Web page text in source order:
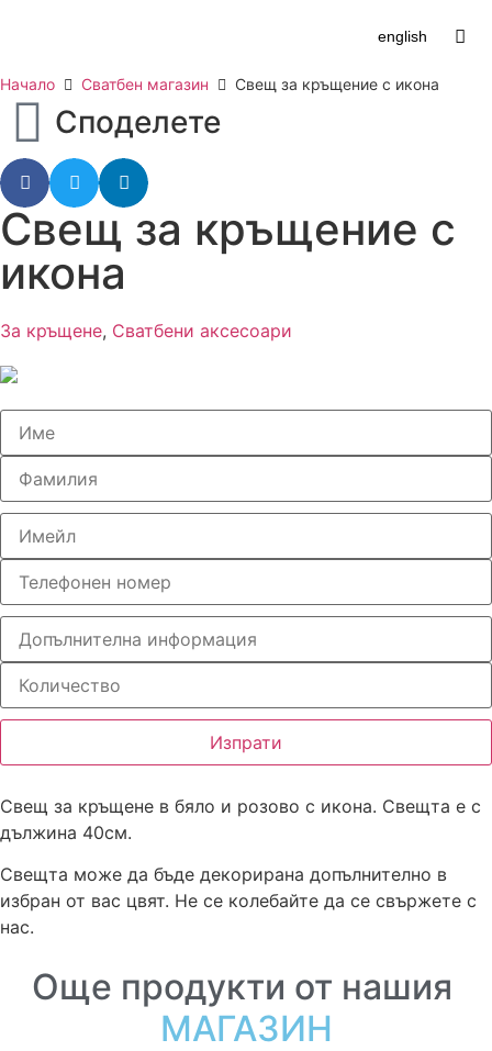
english
Начало Сватбен магазин Свещ за кръщение с икона
Споделете
Свещ за кръщение с
икона
За кръщене, Сватбени аксесоари
Изпрати
Свещ за кръщене в бяло и розово с икона. Свещта е с
дължина 40см.
Свещта може да бъде декорирана допълнително в
избран от вас цвят. Не се колебайте да се свържете с
нас.
Още продукти от нашия
МАГАЗИН